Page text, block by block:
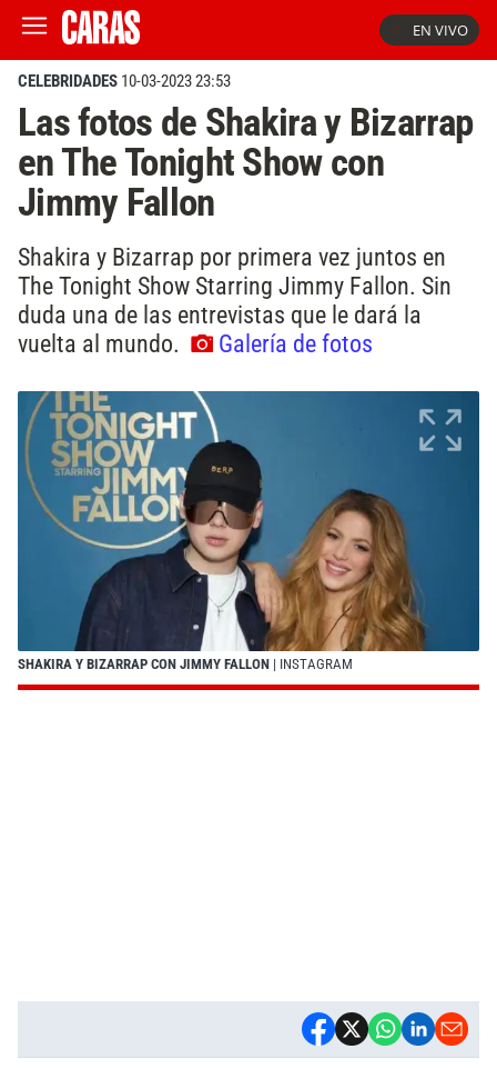
EN VIVO
CELEBRIDADES 10-03-2023 23:53
Las fotos de Shakira y Bizarrap
en The Tonight Show con
Jimmy Fallon
Shakira y Bizarrap por primera vez juntos en
The Tonight Show Starring Jimmy Fallon. Sin
duda una de las entrevistas que le dará la
vuelta al mundo.
Galería de fotos
SHAKIRA Y BIZARRAP CON JIMMY FALLON | INSTAGRAM